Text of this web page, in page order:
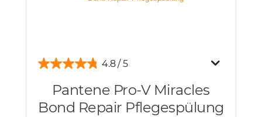
4.8
Pantene Pro-V Miracles
Bond Repair Pflegespülung